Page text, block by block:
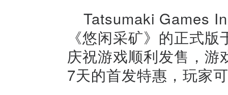
Tatsumaki Games
《悠闲采矿》的正式
庆祝游戏顺利发售，
7天的首发特惠，玩家